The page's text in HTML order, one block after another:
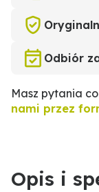
Odbiór
Masz pytania
nami przez
Opis i